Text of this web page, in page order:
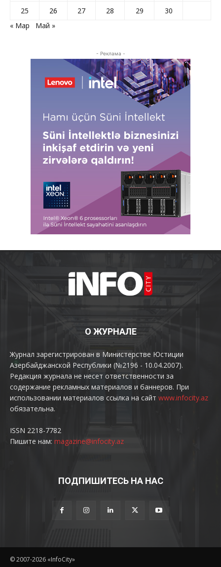
25
26 27 28 29
30
« Мар
Май »
- Реклама -
О ЖУРНАЛЕ
Журнал зарегистрирован в Министерстве Юстиции
Азербайджанской Республики (№2196 - 10.04.2007).
Редакция журнала не несет ответственности за
содержание рекламных материалов и баннеров. При
использовании материалов ссылка на сайт www.infocity.az
обязательна.
ISSN 2218-7782
Пишите нам: magazine@infocity.az
ПОДПИШИТЕСЬ НА НАС
© 2007-2026 «InfoCity»